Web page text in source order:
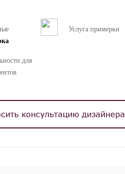
Услуга примерки
для
консультацию дизайнера